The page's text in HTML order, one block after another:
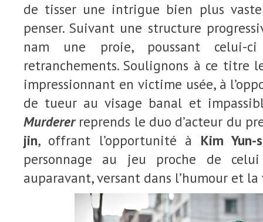
de tisser une intrigue bien plus
penser. Suivant une structure
nam une proie, poussant celui-
retranchements. Soulignons à ce titre
impressionnant en victime usée, à
de tueur au visage banal et
Murdererreprends le duo d’acteur du
jin, offrant l’opportunité à Kim Yun-
personnage au jeu proche de
auparavant, versant dans l’humour et la